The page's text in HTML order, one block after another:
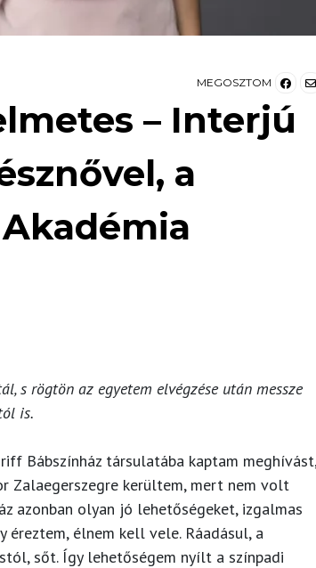
MEGOSZTOM
– Interjú
a
s rögtön az egyetem elvégzése után messze
is.
Bábszínház társulatába kaptam meghívást,
Zalaegerszegre kerültem, mert nem volt
azonban olyan jó lehetőségeket, izgalmas
élnem kell vele. Ráadásul, a
sőt. Így lehetőségem nyílt a színpadi